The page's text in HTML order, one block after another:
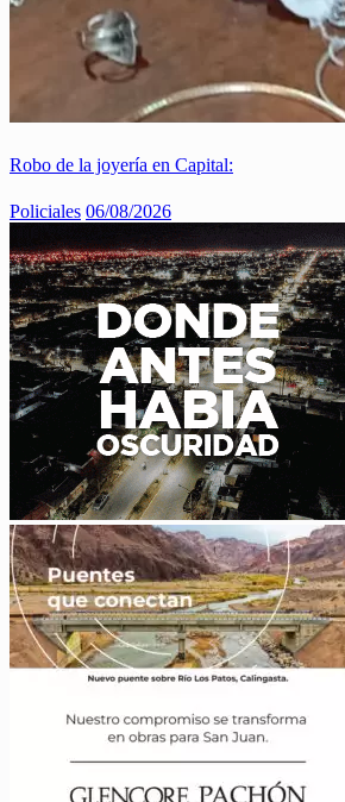
Robo de la joyería en Capital:
Policiales 06/08/2026